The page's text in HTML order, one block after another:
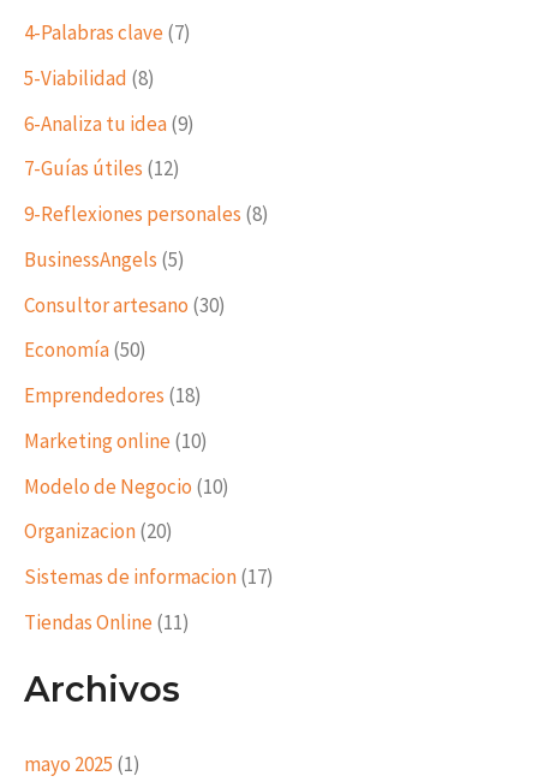
4-Palabras clave(7)
5-Viabilidad (8)
6-Analiza tu idea(9)
7-Guías útiles (12)
9-Reflexiones personales (8)
BusinessAngels (5)
Consultor artesano (30)
Economía(50)
Emprendedores (18)
Marketing online(10)
Modelo de Negocio (10)
Organizacion(20)
Sistemas de informacion(17)
Tiendas Online(11)
Archivos
mayo 2025 (1)